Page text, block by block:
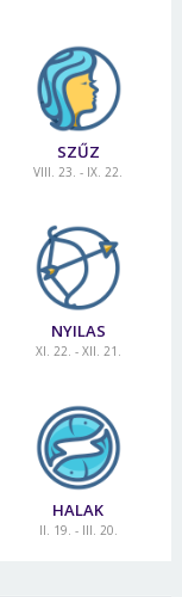
SZŰZ
VIII. 23. - IX. 22.
NYILAS
XI. 22. - XII. 21.
HALAK
II. 19. - III. 20.